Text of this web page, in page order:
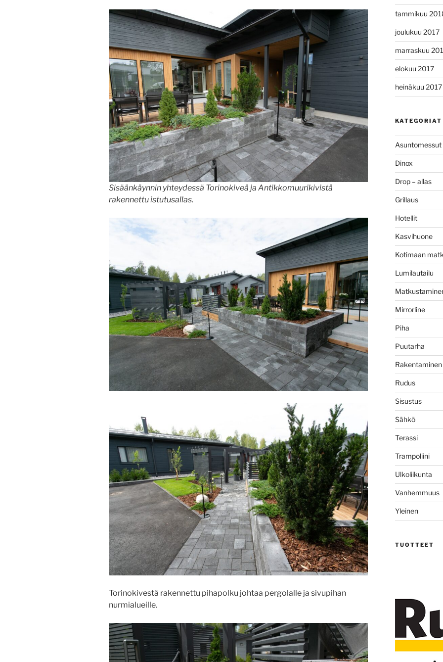
Sisäänkäynnin yhteydessä Torinokiveä ja Antikkomuurikivistä
rakennettu istutusallas.
Torinokivestä rakennettu pihapolku johtaa pergolalle ja sivupihan
nurmialueille.
tammikuu
joulukuu 2017
marraskuu
elokuu 2017
heinäkuu 2017
KATEGORIAT
Asuntomessut
Dinox
Drop – allas
Grillaus
Hotellit
Kasvihuone
Kotimaan
Lumilautailu
Mirrorline
Piha
Puutarha
Rakentaminen
Rudus
Sisustus
Sähkö
Terassi
Trampoliini
Ulkoliikunta
Vanhemmuus
Yleinen
TUOTTEET